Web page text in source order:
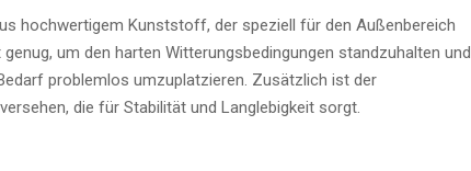
hochwertigem Kunststoff, der speziell für den Außenbereich
um den harten Witterungsbedingungen standzuhalten und
problemlos umzuplatzieren. Zusätzlich ist der
die für Stabilität und Langlebigkeit sorgt.